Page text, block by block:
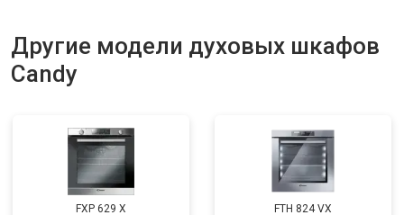
Другие модели духовых шкафов
Candy
FXP 629 X FTH 824 VX